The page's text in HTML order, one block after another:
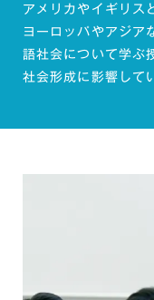
アメリカやイギリス
ヨーロッパやアジア
語社会について学ぶ
社会形成に影響して